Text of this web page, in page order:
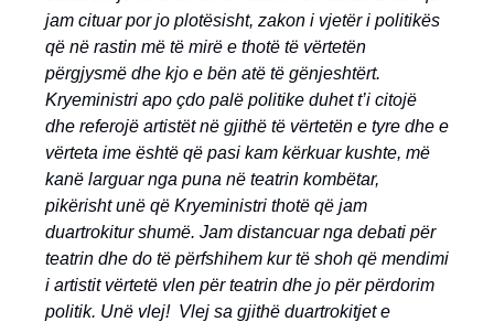
jam cituar por jo plotësisht, zakon i vjetër i politikës
që në rastin më të mirë e thotë të vërtetën
përgjysmë dhe kjo e bën atë të gënjeshtërt.
Kryeministri apo çdo palë politike duhet t’i citojë
dhe referojë artistët në gjithë të vërtetën e tyre dhe e
vërteta ime është që pasi kam kërkuar kushte, më
kanë larguar nga puna në teatrin kombëtar,
pikërisht unë që Kryeministri thotë që jam
duartrokitur shumë. Jam distancuar nga debati për
teatrin dhe do të përfshihem kur të shoh që mendimi
i artistit vërtetë vlen për teatrin dhe jo për përdorim
politik. Unë vlej! Vlej sa gjithë duartrokitjet e